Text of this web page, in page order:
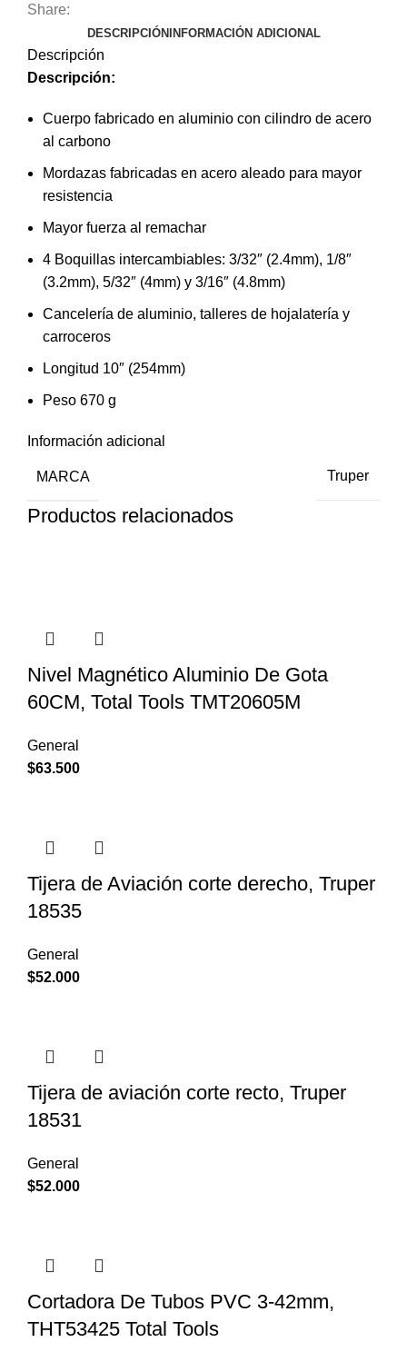
Share:
DESCRIPCIÓNINFORMACIÓN ADICIONAL
Descripción
Descripción:
Cuerpo fabricado en aluminio con cilindro de acero
al carbono
Mordazas fabricadas en acero aleado para mayor
resistencia
Mayor fuerza al remachar
4 Boquillas intercambiables: 3/32″ (2.4mm), 1/8″
(3.2mm), 5/32″ (4mm) y 3/16″ (4.8mm)
Cancelería de aluminio, talleres de hojalatería y
carroceros
Longitud 10″ (254mm)
Peso 670 g
Información adicional
MARCA Truper
Productos relacionados
Nivel Magnético Aluminio De Gota
60CM, Total Tools TMT20605M
General
$63.500
Tijera de Aviación corte derecho, Truper
18535
General
$52.000
Tijera de aviación corte recto, Truper
18531
General
$52.000
Cortadora De Tubos PVC 3-42mm,
THT53425 Total Tools